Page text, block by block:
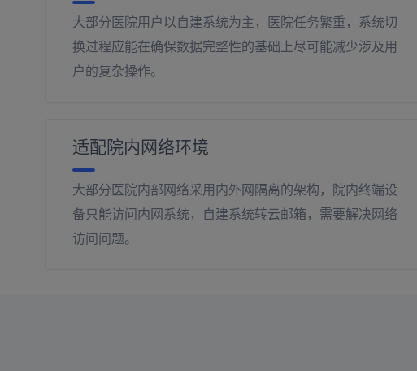
大部分医院用户以自建系统为主，医院任务繁重，系统切
换过程应能在确保数据完整性的基础上尽可能减少涉及用
户的复杂操作。
适配院内网络环境
大部分医院内部网络采用内外网隔离的架构，院内终端设
备只能访问内网系统，自建系统转云邮箱，需要解决网络
访问问题。